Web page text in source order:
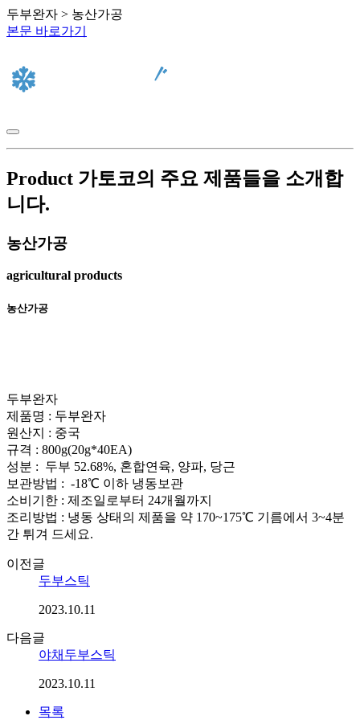
두부완자 > 농산가공
본문 바로가기
Product 가토코의 주요 제품들을 소개합
니다.
농산가공
agricultural products
농산가공
두부완자
제품명 : 두부완자
원산지 : 중국
규격 : 800g(20g*40EA)
성분 : 두부 52.68%, 혼합연육, 양파, 당근
보관방법 : -18℃ 이하 냉동보관
소비기한 : 제조일로부터 24개월까지
조리방법 : 냉동 상태의 제품을 약 170~175℃ 기름에서 3~4분
간 튀겨 드세요.
이전글
두부스틱
2023.10.11
다음글
야채두부스틱
2023.10.11
목록